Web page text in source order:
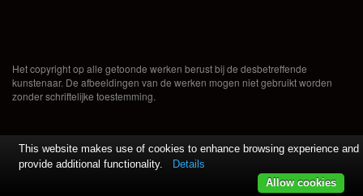
Het copyright op alle getoonde werken berust bij de desbetreffende
kunstenaar. De afbeeldingen van de werken mogen niet gebruikt worden
zonder schriftelijke toestemming.
This website makes use of cookies to enhance browsing experience and
provide additional functionality.
Details
Allow cookies